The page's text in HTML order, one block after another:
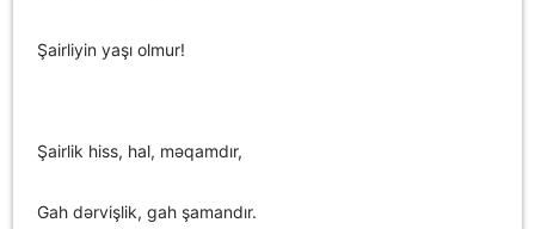
Şairliyin yaşı olmur!
Şairlik hiss, hal, məqamdır,
Gah dərvişlik, gah şamandır.